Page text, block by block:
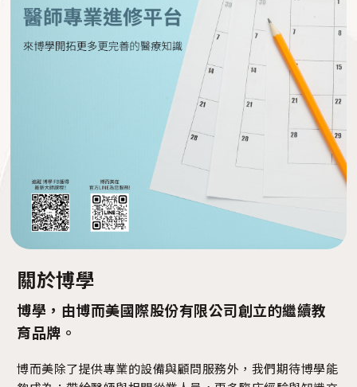
關於博學
博學，由博而美國際股份有限公司創立的繼續教
育品牌。
博而美除了提供專業的設備與顧問服務外，我們期待博學能